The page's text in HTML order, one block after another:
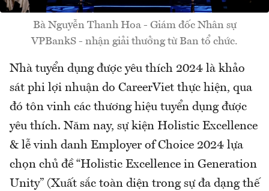
Bà Nguyễn Thanh Hoa - Giám đốc Nhân sự
VPBankS - nhận giải thưởng từ Ban tổ chức.
Nhà tuyển dụng được yêu thích 2024 là khảo
sát phi lợi nhuận do CareerViet thực hiện, qua
đó tôn vinh các thương hiệu tuyển dụng được
yêu thích. Năm nay, sự kiện Holistic Excellence
& lễ vinh danh Employer of Choice 2024 lựa
chọn chủ đề “Holistic Excellence in Generation
Unity” (Xuất sắc toàn diện trong sự đa dạng thế